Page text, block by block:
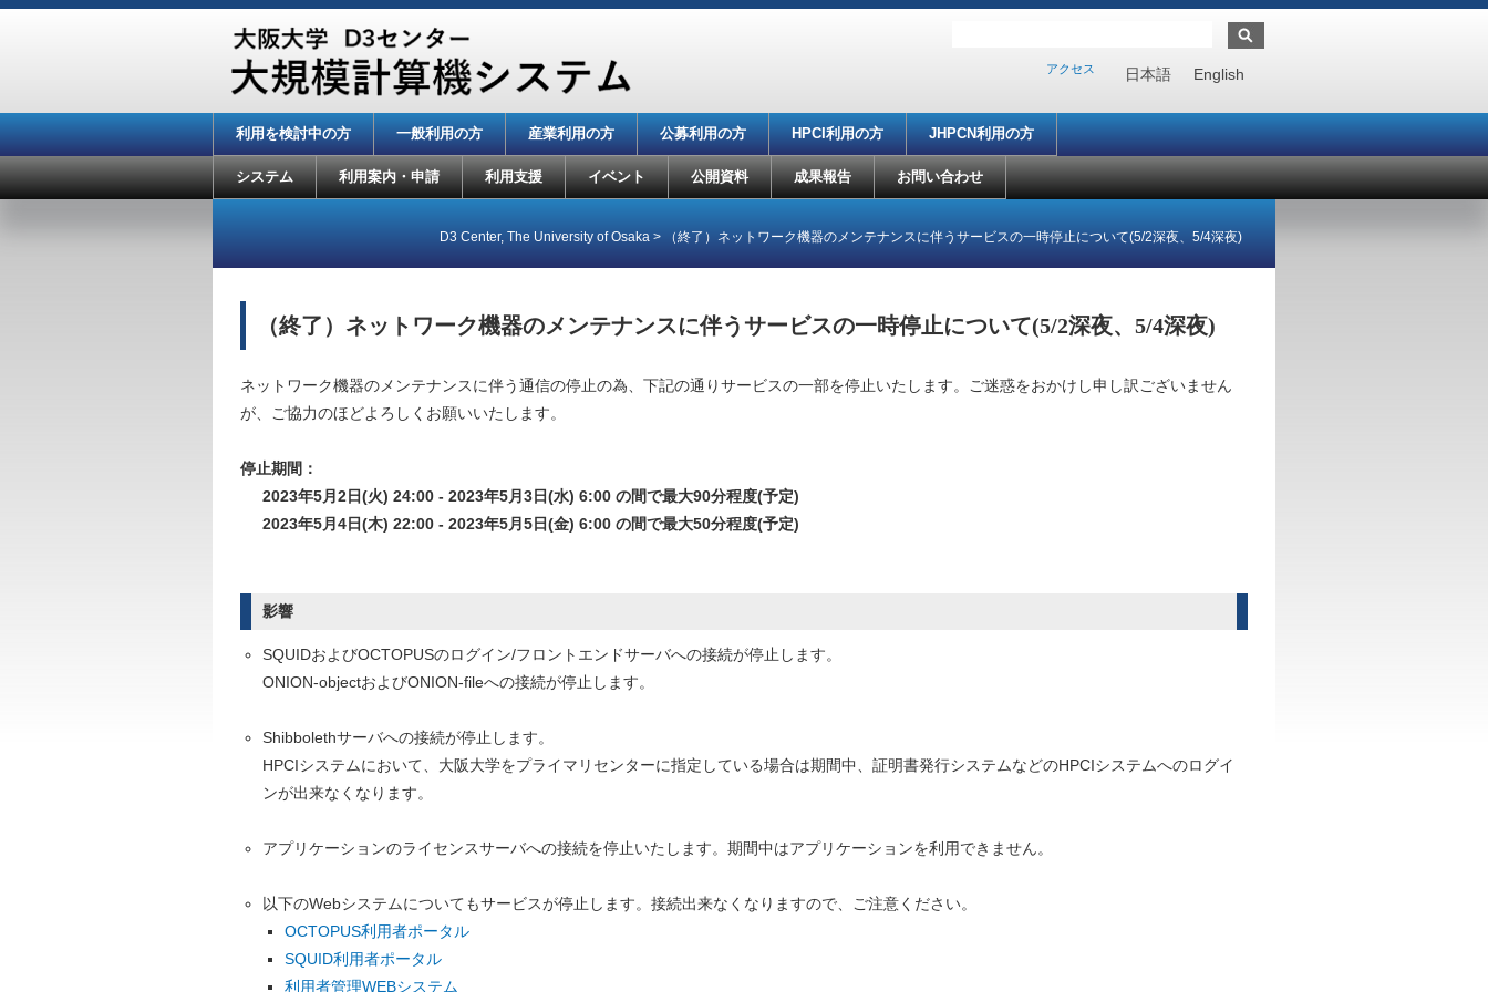
日本語 English
アクセス
利用を検討中の方 一般利用の方 産業利用の方 公募利用の方 HPCI利用の方 JHPCN利用の方
システム 利用案内・申請 利用支援 イベント 公開資料 成果報告 お問い合わせ
D3 Center, The University of Osaka > （終了）ネットワーク機器のメンテナンスに伴うサービスの一時停止について(5/2深夜、5/4深夜)
（終了）ネットワーク機器のメンテナンスに伴うサービスの一時停止について(5/2深夜、5/4深夜)
ネットワーク機器のメンテナンスに伴う通信の停止の為、下記の通りサービスの一部を停止いたします。ご迷惑をおかけし申し訳ございません
が、ご協力のほどよろしくお願いいたします。
停止期間：
2023年5月2日(火) 24:00 - 2023年5月3日(水) 6:00 の間で最大90分程度(予定)
2023年5月4日(木) 22:00 - 2023年5月5日(金) 6:00 の間で最大50分程度(予定)
影響
SQUIDおよびOCTOPUSのログイン/フロントエンドサーバへの接続が停止します。
ONION-objectおよびONION-fileへの接続が停止します。
Shibbolethサーバへの接続が停止します。
HPCIシステムにおいて、大阪大学をプライマリセンターに指定している場合は期間中、証明書発行システムなどのHPCIシステムへのログイ
ンが出来なくなります。
アプリケーションのライセンスサーバへの接続を停止いたします。期間中はアプリケーションを利用できません。
以下のWebシステムについてもサービスが停止します。接続出来なくなりますので、ご注意ください。
OCTOPUS利用者ポータル
SQUID利用者ポータル
利用者管理WEBシステム